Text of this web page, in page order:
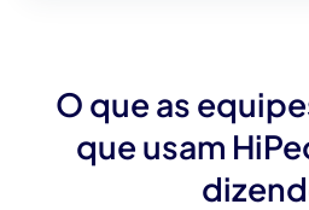
O que as
que usam